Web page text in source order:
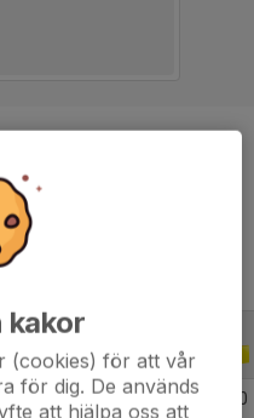
6 0 0 0
kakor
(cookies) för att vår
för dig. De används
att hjälpa oss att